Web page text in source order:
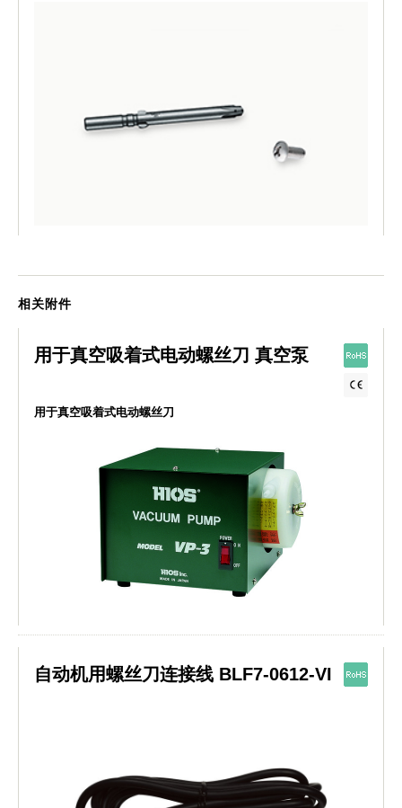
相关附件
用于真空吸着式电动螺丝刀 真空泵
用于真空吸着式电动螺丝刀
自动机用螺丝刀连接线 BLF7-0612-VI